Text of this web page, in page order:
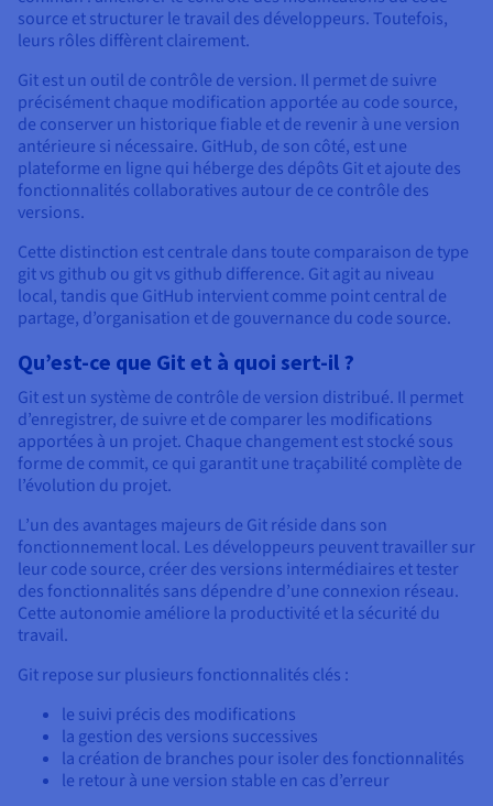
Tarifs
Disponibilités par régions
Documentation
Roadmap & Changelog
Roadmap & Changelog
source et structurer le travail des développeurs. Toutefois,
leurs rôles diffèrent clairement.
Git est un outil de contrôle de version. Il permet de suivre
précisément chaque modification apportée au code source,
de conserver un historique fiable et de revenir à une version
antérieure si nécessaire. GitHub, de son côté, est une
plateforme en ligne qui héberge des dépôts Git et ajoute des
fonctionnalités collaboratives autour de ce contrôle des
versions.
Cette distinction est centrale dans toute comparaison de type
git vs github ou git vs github difference. Git agit au niveau
local, tandis que GitHub intervient comme point central de
partage, d’organisation et de gouvernance du code source.
Qu’est-ce que Git et à quoi sert-il ?
Git est un système de contrôle de version distribué. Il permet
d’enregistrer, de suivre et de comparer les modifications
apportées à un projet. Chaque changement est stocké sous
forme de commit, ce qui garantit une traçabilité complète de
l’évolution du projet.
L’un des avantages majeurs de Git réside dans son
fonctionnement local. Les développeurs peuvent travailler sur
leur code source, créer des versions intermédiaires et tester
des fonctionnalités sans dépendre d’une connexion réseau.
Cette autonomie améliore la productivité et la sécurité du
travail.
Git repose sur plusieurs fonctionnalités clés :
le suivi précis des modifications
la gestion des versions successives
la création de branches pour isoler des fonctionnalités
le retour à une version stable en cas d’erreur